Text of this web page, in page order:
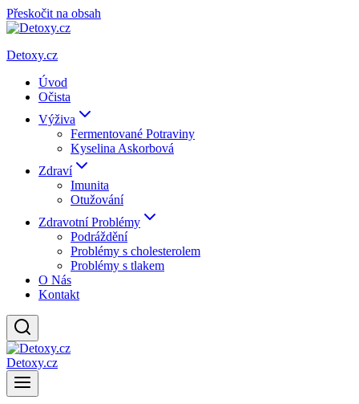
Přeskočit na obsah
Detoxy.cz
Úvod
Očista
Výživa
Fermentované Potraviny
Kyselina Askorbová
Zdraví
Imunita
Otužování
Zdravotní Problémy
Podráždění
Problémy s cholesterolem
Problémy s tlakem
O Nás
Kontakt
Detoxy.cz